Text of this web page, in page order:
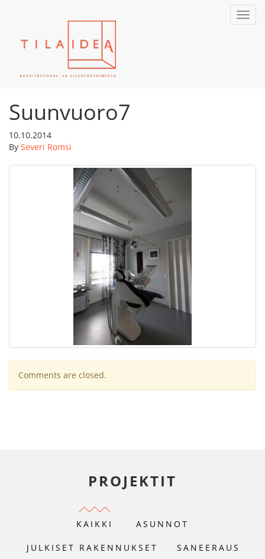
Suunvuoro7
10.10.2014
By Severi Romsi
Comments are closed.
PROJEKTIT
KAIKKI ASUNNOT
JULKISET RAKENNUKSET SANEERAUS